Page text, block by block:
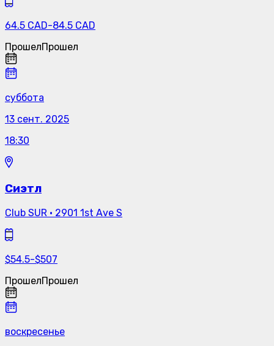
64.5 CAD-84.5 CAD
ПрошелПрошел
суббота
13 сент. 2025
18:30
Сиэтл
Club SUR · 2901 1st Ave S
$54.5-$507
ПрошелПрошел
воскресенье